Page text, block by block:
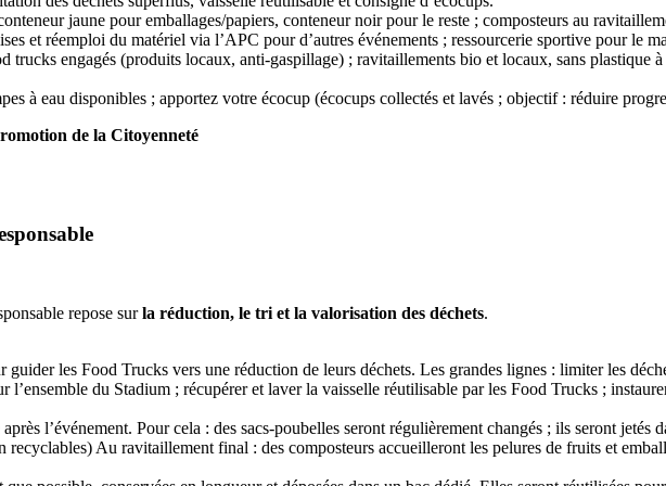
jaune pour emballages/papiers, conteneur noir pour le reste ; composteurs au
et réemploi du matériel via l’APC pour d’autres événements ; ressourcerie sportive pour le
trucks engagés (produits locaux, anti-gaspillage) ; ravitaillements bio et locaux, sans plastique
à eau disponibles ; apportez votre écocup (écocups collectés et lavés ; objectif : réduire
de la Citoyenneté
repose surla réduction, le tri et la valorisation des déchets.
guider les Food Trucks vers une réduction de leurs déchets. Les grandes lignes : limiter les
l’ensemble du Stadium ; récupérer et laver la vaisselle réutilisable par les Food Trucks ;
l’événement. Pour cela : des sacs-poubelles seront régulièrement changés ; ils seront jetés
recyclables) Au ravitaillement final : des composteurs accueilleront les pelures de fruits et